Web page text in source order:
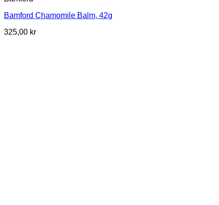
Bamford Chamomile Balm, 42g
325,00 kr